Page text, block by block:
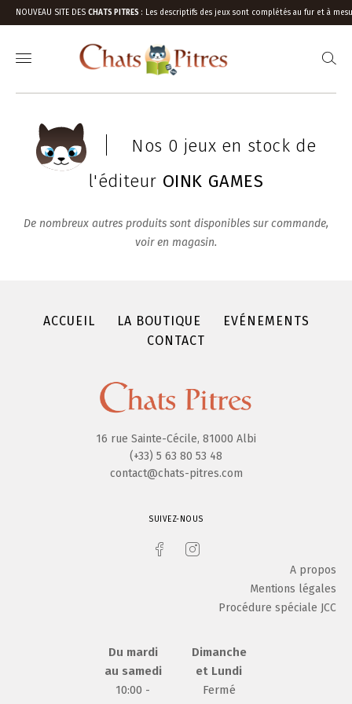
NOUVEAU SITE DES CHATS PITRES : Les descriptifs des jeux sont complétés au fur et à
Nos 0 jeux en stock de
l'éditeur OINK GAMES
De nombreux autres produits sont disponibles sur commande,
voir en magasin.
ACCUEIL LA BOUTIQUE
EVÉNEMENTS
CONTACT
SUIVEZ-NOUS
16 rue Sainte-Cécile, 81000 Albi
(+33) 5 63 80 53 48
contact@chats-pitres.com
A propos
Mentions légales
Procédure spéciale JCC
Du mardi
au samedi
10:00 -
Dimanche
et Lundi
Fermé